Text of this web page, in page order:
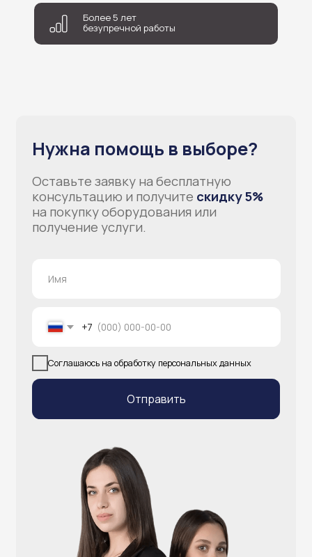
Более 5 лет
безупречной работы
Соглашаюсь на обработку персональных данных
+7 (924) 004-32-01
info@atlantisgr.ooo